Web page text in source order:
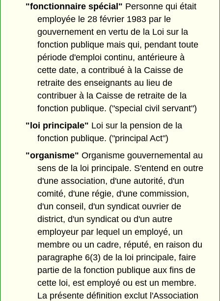
"fonctionnaire spécial" Personne qui était
employée le 28 février 1983 par le
gouvernement en vertu de la Loi sur la
fonction publique mais qui, pendant toute
période d'emploi continu, antérieure à
cette date, a contribué à la Caisse de
retraite des enseignants au lieu de
contribuer à la Caisse de retraite de la
fonction publique. ("special civil servant")
"loi principale" Loi sur la pension de la
fonction publique. ("principal Act")
"organisme" Organisme gouvernemental au
sens de la loi principale. S'entend en outre
d'une association, d'une autorité, d'un
comité, d'une régie, d'une commission,
d'un conseil, d'un syndicat ouvrier de
district, d'un syndicat ou d'un autre
employeur par lequel un employé, un
membre ou un cadre, réputé, en raison du
paragraphe 6(3) de la loi principale, faire
partie de la fonction publique aux fins de
cette loi, est employé ou est un membre.
La présente définition exclut l'Association